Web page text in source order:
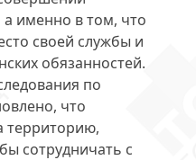
а именно в том, что
своей службы и
обязанностей.
по
что
территорию,
сотрудничать с